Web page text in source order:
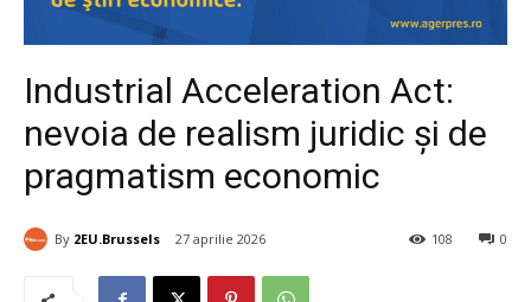
Industrial Acceleration Act:
nevoia de realism juridic și de
pragmatism economic
By 2EU.Brussels 27 aprilie 2026 0
108